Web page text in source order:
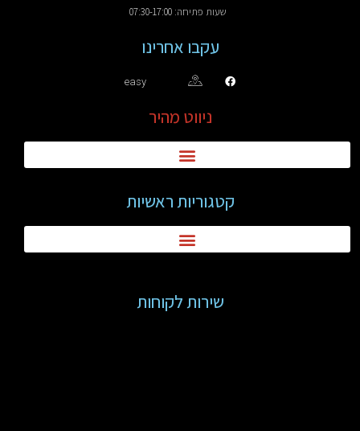
שעות פתיחה: 07:30-17:00
עקבו אחרינו
easy
ניווט מהיר
קטגוריות ראשיות
שירות לקוחות